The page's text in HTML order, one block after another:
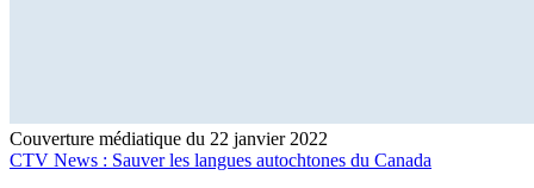
Couverture médiatique du 22 janvier 2022
CTV News : Sauver les langues autochtones du Canada